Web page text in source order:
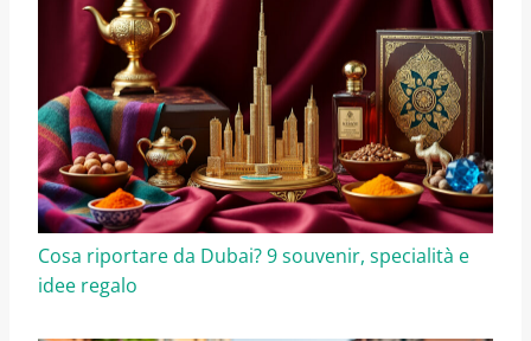
Cosa riportare da Dubai? 9 souvenir, specialità e
idee regalo